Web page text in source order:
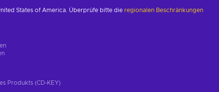
States of America. Überprüfe bitte die regionalen Beschränkungen
Produkts (CD-KEY)